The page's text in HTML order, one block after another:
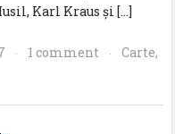
Karl Kraus şi […]
· 1 comment · Carte,